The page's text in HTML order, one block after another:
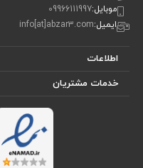
موبایل:09966111997
ایمیل:info[at]abzar3.com
اطلاعات
خدمات مشتریان